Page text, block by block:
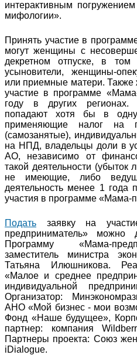
интерактивным
мифологии».
Принять участие в
могут женщины с
декретном отпуске, в
усыновители, женщины-
или приемные матери.
участие в программе
году в других
попадают хотя бы в
применяющие налог на
(самозанятые),
на НПД, владельцы доли в
АО, независимо от
такой деятельности
не имеющие, либо
деятельность менее 1
участия в программе «Мама-
Подать заявку на
предприниматель»
Программу «Мама-
заместитель министра
Татьяна Илюшникова.
«Малое и среднее
индивидуальной
Организатор:
АНО «Мой бизнес - мои
Фонд «Наше будущее»,
партнер: компания
Партнеры проекта: Союз
iDialogue.